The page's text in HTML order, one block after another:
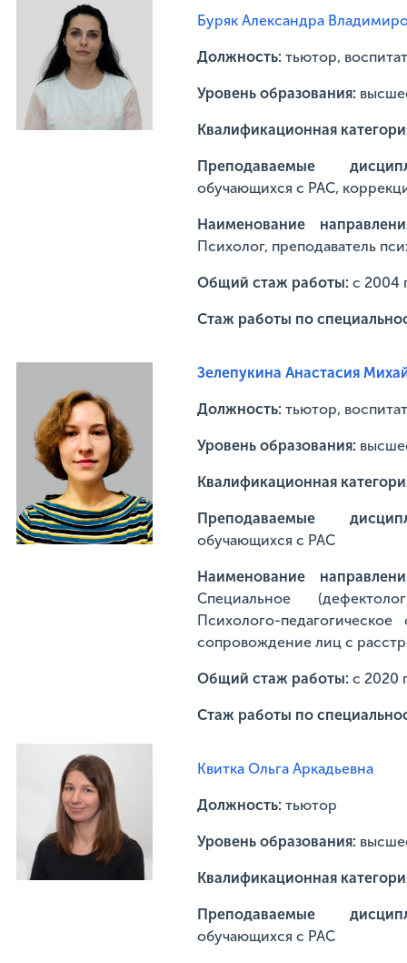
Буряк Александра
Должность: тьютор,
Уровень образования:
Квалификационная
Преподаваемые
обучающихся с РАС,
Наименование
Психолог, преподаватель
Общий стаж работы: с 2004
Стаж работы по
Зелепукина Анастасия
Должность: тьютор,
Уровень образования:
Квалификационная
Преподаваемые
обучающихся с РАС
Наименование
Специальное
Психолого-педагогическое
сопровождение лиц с
Общий стаж работы: с 2020
Стаж работы по
Квитка Ольга Аркадьевна
Должность: тьютор
Уровень образования:
Квалификационная
Преподаваемые
обучающихся с РАС